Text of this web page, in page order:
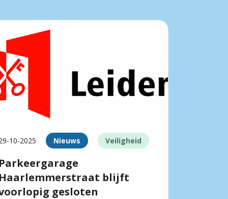
10-2025 Nieuws Veiligheid
Parkeergarage
Haarlemmerstraat blijft
gesloten